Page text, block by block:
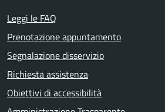
Leggi le FAQ
Prenotazione appuntamento
Segnalazione disservizio
Richiesta assistenza
Obiettivi di accessibilità